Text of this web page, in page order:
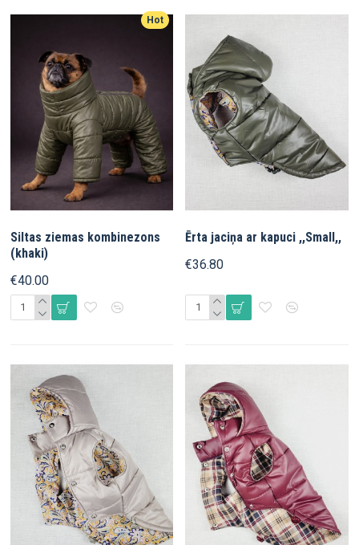
Hot
Siltas ziemas kombinezons
(khaki)
€40.00
Ērta jaciņa ar kapuci ,,Small,,
€36.80